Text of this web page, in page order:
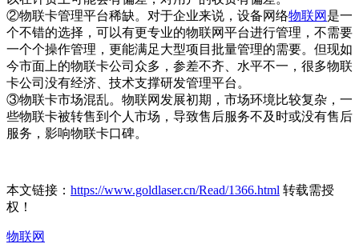
②物联卡管理平台稀缺。对于企业来说，设备网络物联网 是一
个不错的选择，可以有更专业的物联网平台进行管理，不需要
一个个操作管理，更能满足大型项目批量管理的需要。但现如
今市面上的物联卡公司众多，参差不齐、水平不一，很多物联
卡公司没有经济、技术支撑研发管理平台。
③物联卡市场混乱。物联网发展初期，市场环境比较复杂，一
些物联卡被转售到个人市场，导致售后服务不及时或没有售后
服务，影响物联卡口碑。
本文链接： https://www.goldlaser.cn/Read/1366.html 转载需授
权！
物联网